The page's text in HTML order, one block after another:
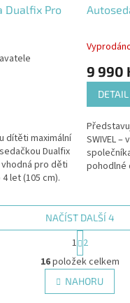
Dualfix Pro
dítěti maximální
Dualfix
pro děti
let (105 cm).
Průměrné
produktu
5
9 990
DETAIL
SWIVEL
pohodlné
125 cm)....
O
v
l
á
NAČÍST DALŠÍ 4
t
r
á
n
k
1 2
16položek celkem
NAHORU